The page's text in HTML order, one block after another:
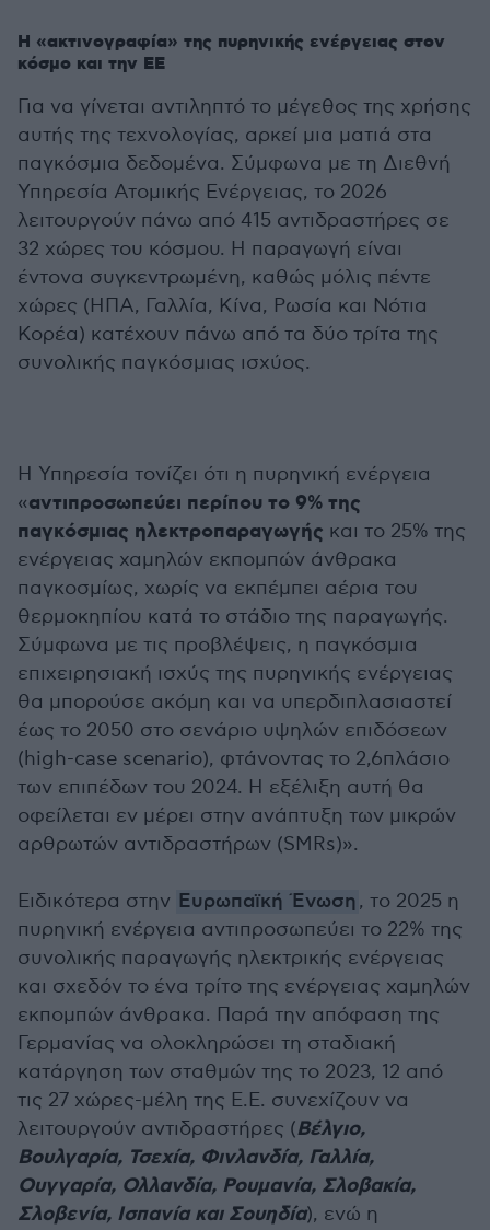
Η «ακτινογραφία» της πυρηνικής ενέργειας στον
κόσμο και την ΕΕ
Για να γίνεται αντιληπτό το μέγεθος της χρήσης
αυτής της τεχνολογίας, αρκεί μια ματιά στα
παγκόσμια δεδομένα. Σύμφωνα με τη Διεθνή
Υπηρεσία Ατομικής Ενέργειας, το 2026
λειτουργούν πάνω από 415 αντιδραστήρες σε
32 χώρες του κόσμου. Η παραγωγή είναι
έντονα συγκεντρωμένη, καθώς μόλις πέντε
χώρες (ΗΠΑ, Γαλλία, Κίνα, Ρωσία και Νότια
Κορέα) κατέχουν πάνω από τα δύο τρίτα της
συνολικής παγκόσμιας ισχύος.
Η Υπηρεσία τονίζει ότι η πυρηνική ενέργεια
«αντιπροσωπεύει περίπου το 9% της
παγκόσμιας ηλεκτροπαραγωγής και το 25% της
ενέργειας χαμηλών εκπομπών άνθρακα
παγκοσμίως, χωρίς να εκπέμπει αέρια του
θερμοκηπίου κατά το στάδιο της παραγωγής.
Σύμφωνα με τις προβλέψεις, η παγκόσμια
επιχειρησιακή ισχύς της πυρηνικής ενέργειας
θα μπορούσε ακόμη και να υπερδιπλασιαστεί
έως το 2050 στο σενάριο υψηλών επιδόσεων
(high-case scenario), φτάνοντας το 2,6πλάσιο
των επιπέδων του 2024. Η εξέλιξη αυτή θα
οφείλεται εν μέρει στην ανάπτυξη των μικρών
αρθρωτών αντιδραστήρων (SMRs)».
Ειδικότερα στην Ευρωπαϊκή Ένωση, το 2025 η
πυρηνική ενέργεια αντιπροσωπεύει το 22% της
συνολικής παραγωγής ηλεκτρικής ενέργειας
και σχεδόν το ένα τρίτο της ενέργειας χαμηλών
εκπομπών άνθρακα. Παρά την απόφαση της
Γερμανίας να ολοκληρώσει τη σταδιακή
κατάργηση των σταθμών της το 2023, 12 από
τις 27 χώρες-μέλη της Ε.Ε. συνεχίζουν να
λειτουργούν αντιδραστήρες (Βέλγιο,
Βουλγαρία, Τσεχία, Φινλανδία, Γαλλία,
Ουγγαρία, Ολλανδία, Ρουμανία, Σλοβακία,
Σλοβενία, Ισπανία και Σουηδία), ενώ η